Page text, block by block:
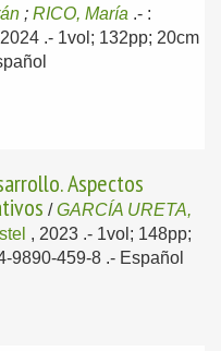
; RICO, María .- :
.- 1vol; 132pp; 20cm
Aspectos
/GARCÍA URETA,
, 2023 .- 1vol; 148pp;
9890-459-8 .- Español